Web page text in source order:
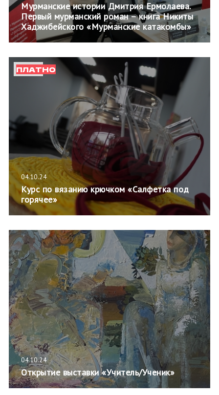
Мурманские истории Дмитрия Ермолаева.
Первый мурманский роман – книга Никиты
Хаджибейского «Мурманские катакомбы»
ПЛАТНО
04.10.24
Курс по вязанию крючком «Салфетка под
горячее»
04.10.24
Открытие выставки «Учитель/Ученик»